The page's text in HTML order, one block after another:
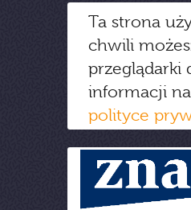
Ta strona
chwili
przeglądarki
informacji
polityce